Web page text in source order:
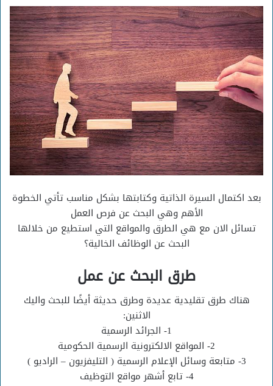
بعد اكتمال السيرة الذاتية وكتابتها بشكل مناسب تأتي الخطوة
الأهم وهي البحث عن فرص العمل
تسائل الان مع هي الطرق والمواقع التي استطيع من خلالها
البحث عن الوظائف الخالية؟
طرق البحث عن عمل
هناك طرق تقليدية عديدة وطرق حديثة أيضًا للبحث واليك
الاثنين:
1- الجرائد الرسمية
2- المواقع الالكترونية الرسمية الحكومية
3- متابعة وسائل الإعلام الرسمية ( التليفزيون – الراديو )
4- تابع أشهر مواقع التوظيف